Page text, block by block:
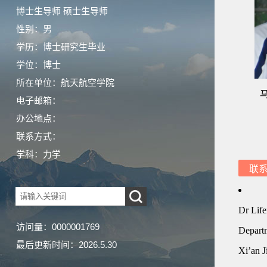
博士生导师 硕士生导师
性别：男
学历：博士研究生毕业
学位：博士
所在单位：航天航空学院
电子邮箱：
办公地点：
联系方式：
学科：力学
访问量： 0000001769
最后更新时间： 2026.5.30
联